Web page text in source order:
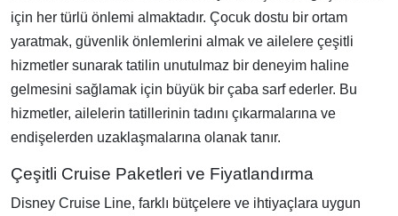
için her türlü önlemi almaktadır. Çocuk dostu bir ortam
yaratmak, güvenlik önlemlerini almak ve ailelere çeşitli
hizmetler sunarak tatilin unutulmaz bir deneyim haline
gelmesini sağlamak için büyük bir çaba sarf ederler. Bu
hizmetler, ailelerin tatillerinin tadını çıkarmalarına ve
endişelerden uzaklaşmalarına olanak tanır.
Çeşitli Cruise Paketleri ve Fiyatlandırma
Disney Cruise Line, farklı bütçelere ve ihtiyaçlara uygun